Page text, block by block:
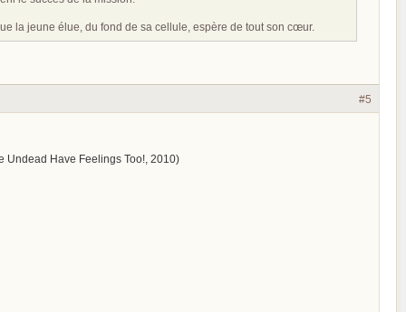
la jeune élue, du fond de sa cellule, espère de tout son cœur.
#5
Undead Have Feelings Too!, 2010)